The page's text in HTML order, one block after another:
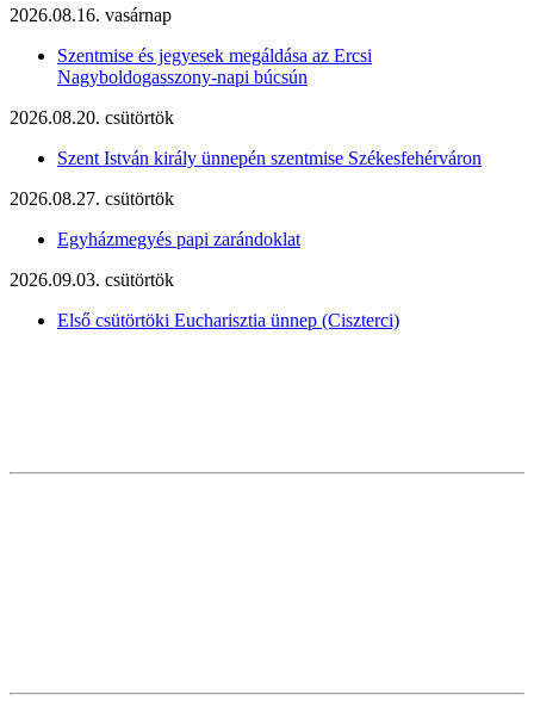
2026.08.16. vasárnap
Szentmise és jegyesek megáldása az Ercsi
Nagyboldogasszony-napi búcsún
2026.08.20. csütörtök
Szent István király ünnepén szentmise Székesfehérváron
2026.08.27. csütörtök
Egyházmegyés papi zarándoklat
2026.09.03. csütörtök
Első csütörtöki Eucharisztia ünnep (Ciszterci)